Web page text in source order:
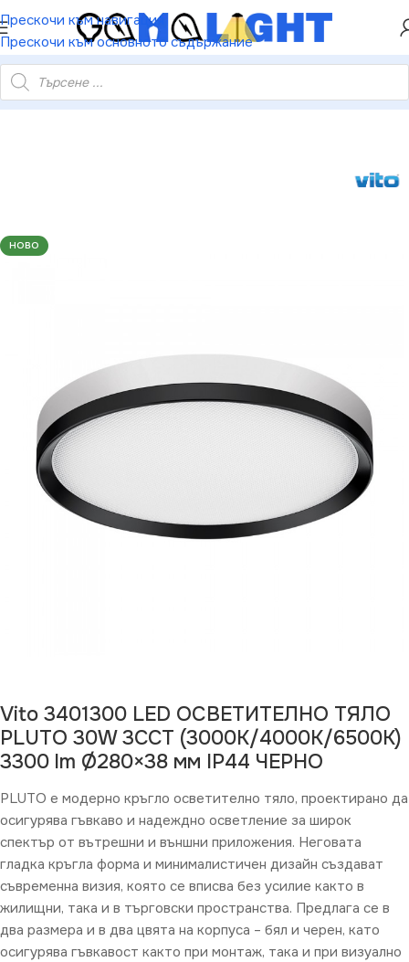
Прескочи към навигация
Прескочи към основното съдържание
НАМАЛЕНИЕ ОТ 5%
(3000K/4000K/6500K) 3300 lm Ø280×38 мм IP44 ЧЕРНО
НОВО
Vito 3401300 LED ОСВЕТИТЕЛНО ТЯЛО
PLUTO 30W 3CCT (3000K/4000K/6500K)
3300 lm Ø280×38 мм IP44 ЧЕРНО
PLUTO е модерно кръгло осветително тяло, проектирано да
осигурява гъвкаво и надеждно осветление за широк
спектър от вътрешни и външни приложения. Неговата
гладка кръгла форма и минималистичен дизайн създават
съвременна визия, която се вписва без усилие както в
жилищни, така и в търговски пространства. Предлага се в
два размера и в два цвята на корпуса – бял и черен, като
осигурява гъвкавост както при монтаж, така и при визуално